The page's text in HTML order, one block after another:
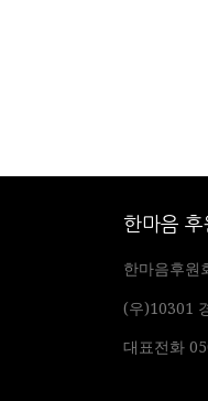
한마음 후
한마음후원
(우)10301
대표전화